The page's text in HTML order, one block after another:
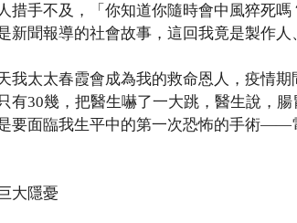
措手不及，「你知道你隨時會中風猝死
新聞報導的社會故事，這回我竟是製作人
我太太春霞會成為我的救命恩人，疫情
有30幾，把醫生嚇了一大跳，醫生說，
要面臨我生平中的第一次恐怖的手術
大隱憂